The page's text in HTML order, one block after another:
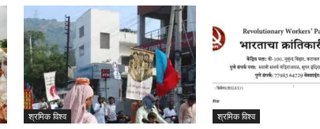
श्रमिक विश्व श्रमिक विश्व